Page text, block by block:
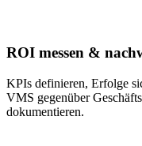
ROI messen &
KPIs definieren, Erfolge
VMS gegenüber
dokumentieren.